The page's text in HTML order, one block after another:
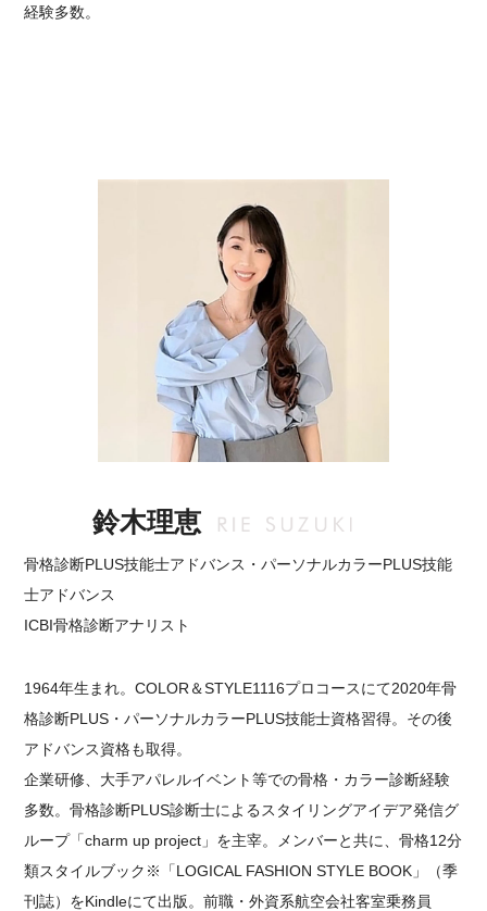
経験多数。
鈴木理恵
骨格診断PLUS技能士アドバンス・パーソナルカラーPLUS技能
士アドバンス
ICBI骨格診断アナリスト
1964年生まれ。COLOR＆STYLE1116プロコースにて2020年骨
格診断PLUS・パーソナルカラーPLUS技能士資格習得。その後
アドバンス資格も取得。
企業研修、大手アパレルイベント等での骨格・カラー診断経験
多数。骨格診断PLUS診断士によるスタイリングアイデア発信グ
ループ「charm up project」を主宰。メンバーと共に、骨格12分
類スタイルブック※「LOGICAL FASHION STYLE BOOK」（季
刊誌）をKindleにて出版。前職・外資系航空会社客室乗務員